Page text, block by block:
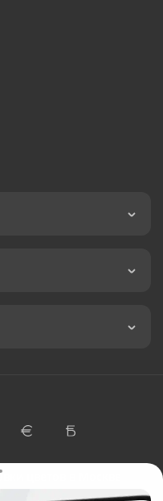
цветов в Москве